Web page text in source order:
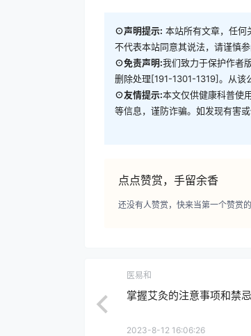
⊙声明提示: 本站所有文章，任何
不代表本站同意其说法，请谨慎
⊙免责声明:我们致力于保护作者
删除处理[191-1301-1319]。从该
⊙友情提示:本文仅供健康科普使
等信息，谨防诈骗。如发现有害
点点赞赏，手留余香
还没有人赞赏，快来当第一个赞赏的
医易和
掌握艾灸的注意事项和禁
2023-8-12 16:06:26